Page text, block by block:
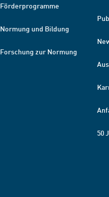
Förderprogramme
Normung und Bildung
Forschung zur Normung
50